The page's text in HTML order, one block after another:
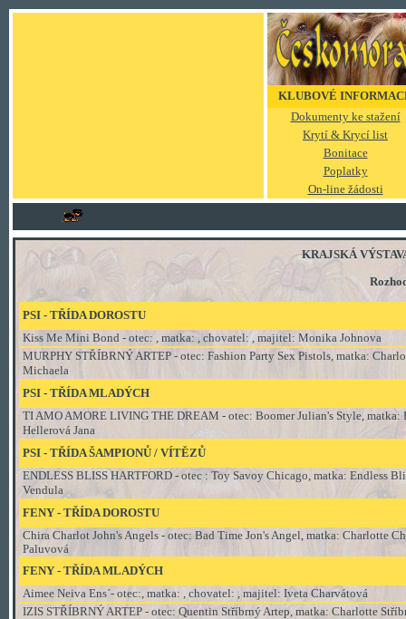
KLUBOVÉ
Dokumenty ke stažení
Krytí & Krycí list
Bonitace
Poplatky
On-line žádosti
KRAJSKÁ
PSI - TŘÍDA DOROSTU
Kiss Me Mini Bond - otec: , matka: , chovatel: , majitel: Monika Johnova
MURPHY STŘÍBRNÝ ARTEP - otec: Fashion Party Sex Pistols, matka:
Michaela
PSI - TŘÍDAMLADÝCH
TI AMO AMORE LIVING THE DREAM - otec: Boomer Julian's Style,
Hellerová Jana
PSI - TŘÍDAŠAMPIONŮ / VÍTĚZŮ
ENDLESS BLISS HARTFORD - otec : Toy Savoy Chicago, matka: Endless
Vendula
FENY - TŘÍDA DOROSTU
Chira Charlot John's Angels - otec: Bad Time Jon's Angel, matka: Charlotte
Paluvová
FENY - TŘÍDA MLADÝCH
Aimee Neiva Ens´- otec:, matka: , chovatel: , majitel: Iveta Charvátová
IZIS STŘÍBRNÝ ARTEP - otec: Quentin Stříbrný Artep, matka: Charlotte